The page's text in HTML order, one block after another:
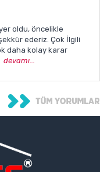
oldu, öncelikle
ederiz. Çok İlgili
daha kolay karar
devamı...